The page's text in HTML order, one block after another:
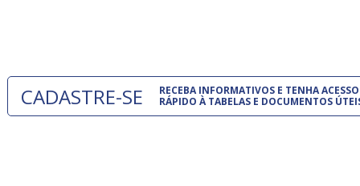
CADASTRE-SE
RECEBA INFORMATIVOS E TENHA ACESSO
RÁPIDO À TABELAS E DOCUMENTOS